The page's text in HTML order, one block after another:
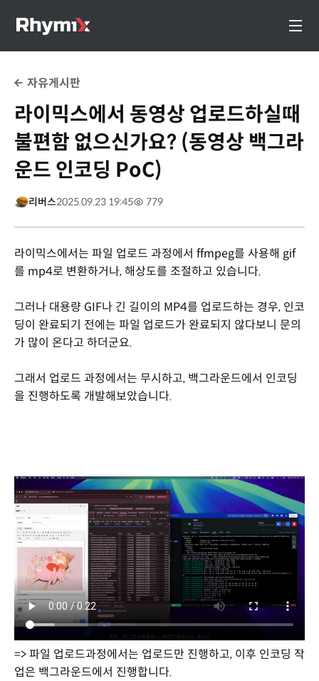
자유게시판
라이믹스에서 동영상 업로드하실때
불편함 없으신가요? (동영상 백그라
운드 인코딩 PoC)
리버스2025.09.23 19:45 779
라이믹스에서는 파일 업로드 과정에서 ffmpeg를 사용해 gif
를 mp4로 변환하거나, 해상도를 조절하고 있습니다.
그러나 대용량 GIF나 긴 길이의 MP4를 업로드하는 경우, 인코
딩이 완료되기 전에는 파일 업로드가 완료되지 않다보니 문의
가 많이 온다고 하더군요.
그래서 업로드 과정에서는 무시하고, 백그라운드에서 인코딩
을 진행하도록 개발해보았습니다.
=> 파일 업로드과정에서는 업로드만 진행하고, 이후 인코딩 작
업은 백그라운드에서 진행합니다.